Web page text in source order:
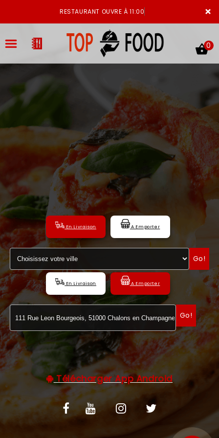
×
RESTAURANT OUVRE À 11:00
LA CARTE
VOTRE COMPTE
NOTRE RESTAURANT
VOS AVIS
MENTIONS LÉGALES
C.G.V
0
En Livraison A Emporter
Go!
En Livraison A Emporter
Go!
Télécharger App Android